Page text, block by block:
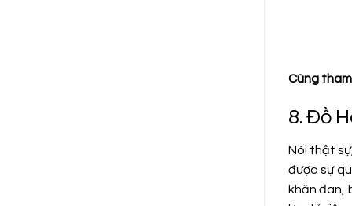
Cùng tham
8. Đồ
Nói thật
được sự
khăn đan,